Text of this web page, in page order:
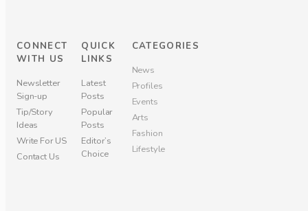
CONNECT
WITH US
Newsletter
Sign-up
Tip/Story
Ideas
Write For US
Contact Us
QUICK
LINKS
Latest
Posts
Popular
Posts
Editor’s
Choice
CATEGORIES
News
Profiles
Events
Arts
Fashion
Lifestyle